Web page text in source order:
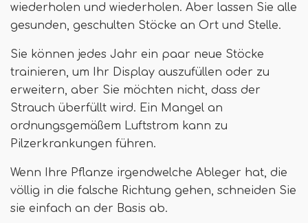
wiederholen und wiederholen. Aber lassen Sie alle
gesunden, geschulten Stöcke an Ort und Stelle.
Sie können jedes Jahr ein paar neue Stöcke
trainieren, um Ihr Display auszufüllen oder zu
erweitern, aber Sie möchten nicht, dass der
Strauch überfüllt wird. Ein Mangel an
ordnungsgemäßem Luftstrom kann zu
Pilzerkrankungen führen.
Wenn Ihre Pflanze irgendwelche Ableger hat, die
völlig in die falsche Richtung gehen, schneiden Sie
sie einfach an der Basis ab.